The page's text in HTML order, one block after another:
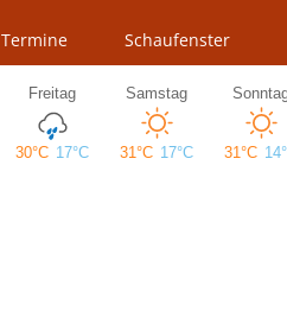
Termine Schaufenster